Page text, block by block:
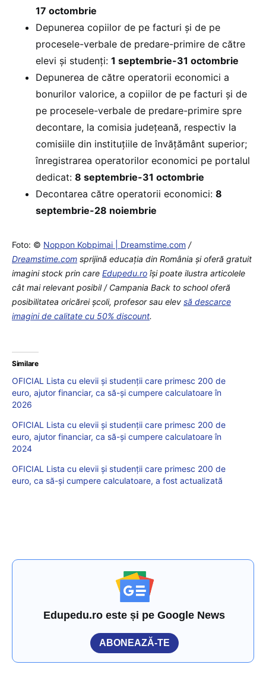
17 octombrie
Depunerea copiilor de pe facturi și de pe
procesele-verbale de predare-primire de către
elevi și studenți: 1 septembrie-31 octombrie
Depunerea de către operatorii economici a
bonurilor valorice, a copiilor de pe facturi și de
pe procesele-verbale de predare-primire spre
decontare, la comisia județeană, respectiv la
comisiile din instituțiile de învățământ superior;
înregistrarea operatorilor economici pe portalul
dedicat: 8 septembrie-31 octombrie
Decontarea către operatorii economici: 8
septembrie-28 noiembrie
Foto: © Noppon Kobpimai | Dreamstime.com /
Dreamstime.com sprijină educaţia din România şi oferă gratuit
imagini stock prin care Edupedu.ro îşi poate ilustra articolele
cât mai relevant posibil / Campania Back to school oferă
posibilitatea oricărei școli, profesor sau elev să descarce
imagini de calitate cu 50% discount.
Similare
OFICIAL Lista cu elevii și studenții care primesc 200 de
euro, ajutor financiar, ca să-și cumpere calculatoare în
2026
OFICIAL Lista cu elevii și studenții care primesc 200 de
euro, ajutor financiar, ca să-și cumpere calculatoare în
2024
OFICIAL Lista cu elevii și studenții care primesc 200 de
euro, ca să-și cumpere calculatoare, a fost actualizată
Edupedu.ro este și pe Google News
ABONEAZĂ-TE